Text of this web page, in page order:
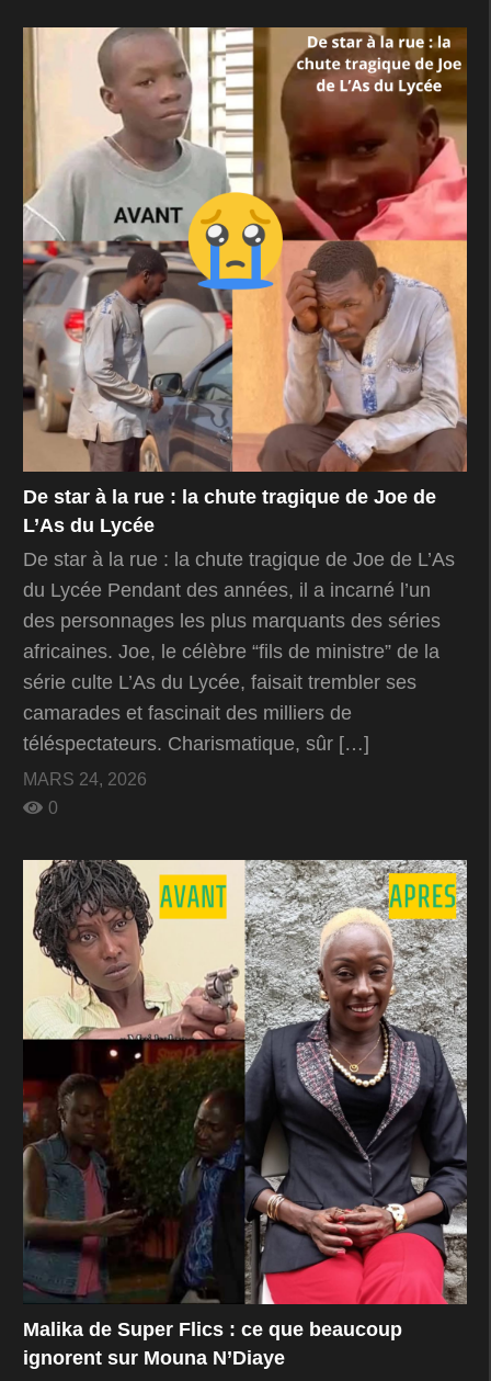
De star à la rue : la chute tragique de Joe de
L’As du Lycée
De star à la rue : la chute tragique de Joe de L’As
du Lycée Pendant des années, il a incarné l’un
des personnages les plus marquants des séries
africaines. Joe, le célèbre “fils de ministre” de la
série culte L’As du Lycée, faisait trembler ses
camarades et fascinait des milliers de
téléspectateurs. Charismatique, sûr […]
MARS 24, 2026
0
Malika de Super Flics : ce que beaucoup
ignorent sur Mouna N’Diaye